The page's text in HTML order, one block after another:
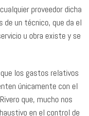
proveedor dicha
un técnico, que da el
u obra existe y se
los gastos relativos
únicamente con el
que, mucho nos
en el control de